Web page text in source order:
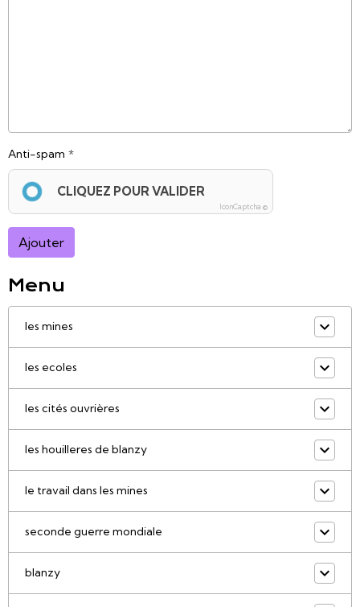
Anti-spam
CLIQUEZ POUR VALIDER
IconCaptcha ©
Ajouter
Menu
les mines
les ecoles
les cités ouvrières
les houilleres de blanzy
le travail dans les mines
seconde guerre mondiale
blanzy